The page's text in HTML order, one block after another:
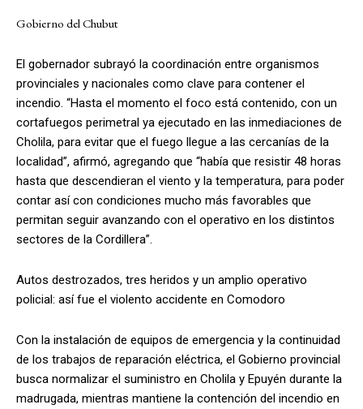
Gobierno del Chubut
El gobernador subrayó la coordinación entre organismos
provinciales y nacionales como clave para contener el
incendio. “Hasta el momento el foco está contenido, con un
cortafuegos perimetral ya ejecutado en las inmediaciones de
Cholila, para evitar que el fuego llegue a las cercanías de la
localidad”, afirmó, agregando que “había que resistir 48 horas
hasta que descendieran el viento y la temperatura, para poder
contar así con condiciones mucho más favorables que
permitan seguir avanzando con el operativo en los distintos
sectores de la Cordillera”.
Autos destrozados, tres heridos y un amplio operativo
policial: así fue el violento accidente en Comodoro
Con la instalación de equipos de emergencia y la continuidad
de los trabajos de reparación eléctrica, el Gobierno provincial
busca normalizar el suministro en Cholila y Epuyén durante la
madrugada, mientras mantiene la contención del incendio en